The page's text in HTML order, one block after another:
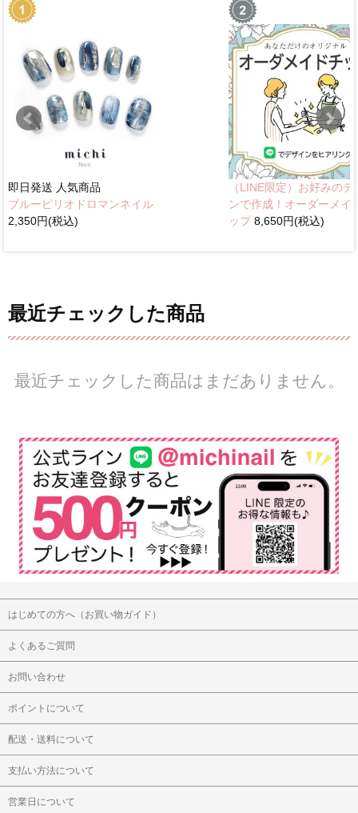
即日発送 人気商品
ブルーピリオドロマンネイル
2,350円(税込)
（LINE限定）お好みのデ
ンで作成！オーダーメイ
ップ8,650円(税込)
最近チェックした商品
最近チェックした商品はまだありません。
はじめての方へ（お買い物ガイド）
よくあるご質問
お問い合わせ
ポイントについて
配送・送料について
支払い方法について
営業日について